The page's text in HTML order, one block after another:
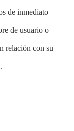
de inmediato
de usuario o
relación con su